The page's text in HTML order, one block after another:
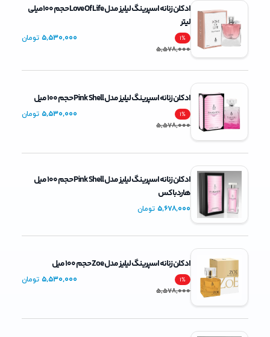
ادکلن زنانه اسپرینگ لیلیز مدل Love Of Life حجم 100میلی
لیتر
1%
5,530,000 تومان
5,578,000
ادکلن زنانه اسپرینگ لیلیز مدل Pink Shell حجم 100 میل
1%
5,530,000 تومان
5,578,000
ادکلن زنانه اسپرینگ لیلیز مدل Pink Shell حجم 100 میل
هاردباکس
5,678,000تومان
ادکلن زنانه اسپرینگ لیلیز مدل Zoe حجم 100 میل
1%
5,530,000 تومان
5,578,000